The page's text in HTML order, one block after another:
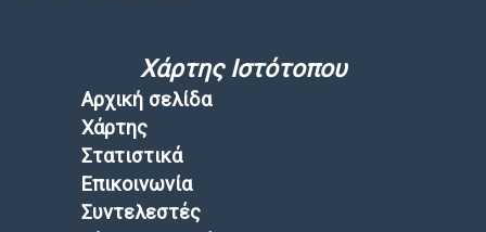
Χάρτης Ιστότοπου
Αρχική σελίδα
Χάρτης
Στατιστικά
Επικοινωνία
Συντελεστές